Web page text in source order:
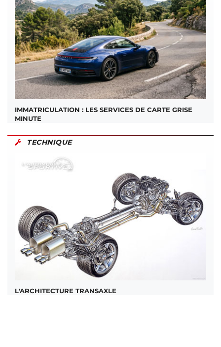
IMMATRICULATION : LES SERVICES DE CARTE GRISE
MINUTE
TECHNIQUE
L'ARCHITECTURE TRANSAXLE